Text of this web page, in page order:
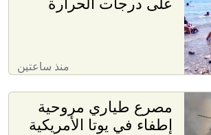
منذ ساعتين
مصرع طياري مروحية
إطفاء في يوتا الأمريكية